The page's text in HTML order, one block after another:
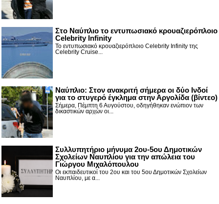
Στο Ναύπλιο το εντυπωσιακό κρουαζιερόπλοιο
Celebrity Infinity
Το εντυπωσιακό κρουαζιερόπλοιο Celebrity Infinity της
Celebrity Cruise...
Nαύπλιο: Στον ανακριτή σήμερα οι δύο Ινδοί
για το στυγερό έγκλημα στην Αργολίδα (βίντεο)
Σήμερα, Πέμπτη 6 Αυγούστου, οδηγήθηκαν ενώπιον των
δικαστικών αρχών οι...
Συλλυπητήριο μήνυμα 2ου-5ου Δημοτικών
Σχολείων Ναυπλίου για την απώλεια του
Γιώργου Μιχαλόπουλου
Οι εκπαιδευτικοί του 2ου και του 5ου Δημοτικών Σχολείων
Ναυπλίου, με α...